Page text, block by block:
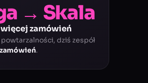
→ Skala
więcej zamówień
dziś zespół
.